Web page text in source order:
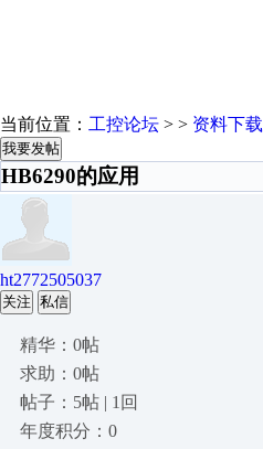
当前位置： 工控论坛 > > 资料下载
我要发帖
HB6290的应用
ht2772505037
关注 私信
精华：0帖
求助：0帖
帖子：5帖 | 1回
年度积分：0